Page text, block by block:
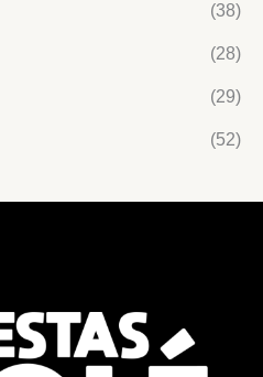
(38)
(28)
(29)
(52)